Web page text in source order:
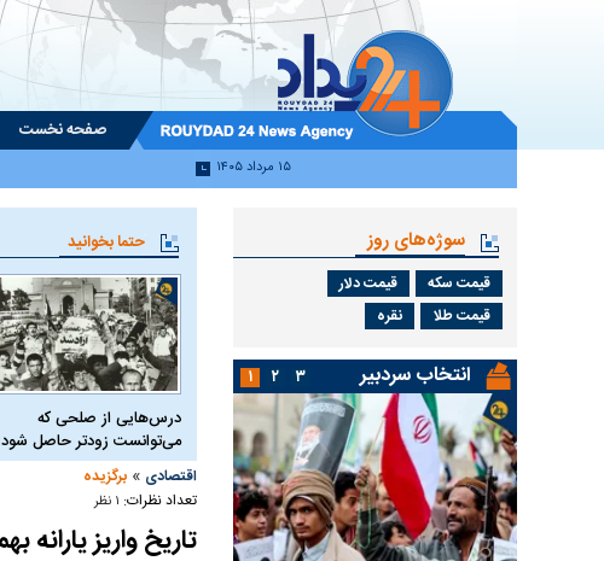
صفحه نخست
۱۵ مرداد ۱۴۰۵
حتما بخوانید
درس‌هایی از صلحی که
می‌توانست زودتر حاصل شود
اقتصادی » برگزیده
تعداد نظرات: ۱ نظر
سوژه‌های روز
قیمت سکه
قیمت دلار
قیمت طلا
نقره
انتخاب سردبیر ۱ ۲ ۳